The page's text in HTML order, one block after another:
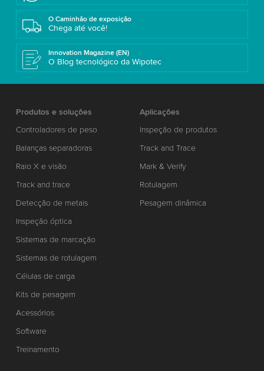
O Caminhão de exposição
Chega até você!
Innovation Magazine (EN)
O Blog tecnológico da Wipotec
Produtos e soluções
Controladores de peso
Balanças separadoras
Raio X e visão
Track and trace
Detecção de metais
Inspeção óptica
Sistemas de marcação
Sistemas de rotulagem
Células de carga
Kits de pesagem
Acessórios
Software
Treinamento
Aplicações
Inspeção de produtos
Track and Trace
Mark & Verify
Rotulagem
Pesagem dinâmica